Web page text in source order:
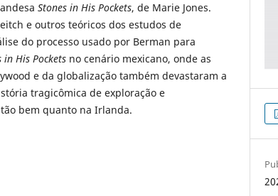
Stones in His Pockets, de Marie Jones.
e outros teóricos dos estudos de
do processo usado por Berman para
in His Pockets no cenário mexicano, onde as
e da globalização também devastaram a
tragicômica de exploração e
bem quanto na Irlanda.